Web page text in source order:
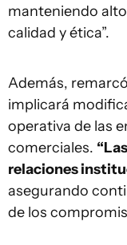
manteniendo
calidad y ética”.
Además,
implicará
operativa de las
comerciales.
relaciones
asegurando
de los